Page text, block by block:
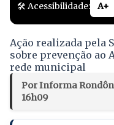
🛠️ Acessibilidade: A+
Ação realizada pela
sobre prevenção ao
rede municipal
Por Informa
16h09